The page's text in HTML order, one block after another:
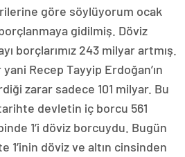
göre söylüyorum ocak
gidilmiş. Döviz
borçlarımız 243 milyar artmış.
Recep Tayyip Erdoğan’ın
zarar sadece 101 milyar. Bu
devletin iç borcu 561
1’i döviz borcuydu. Bugün
1’inin döviz ve altın cinsinden